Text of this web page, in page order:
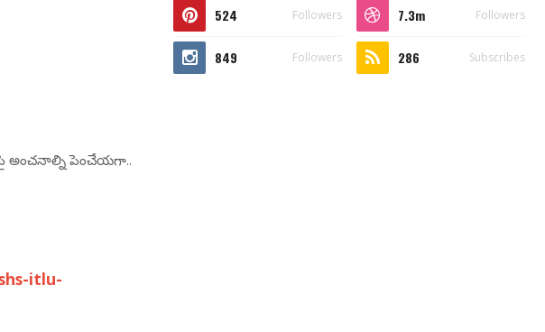
అంచనాల్ని పెంచేయగా..
itlu-
524 Followers 7.3m Followers
849 Followers 286 Subscribes